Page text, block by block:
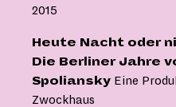
2015
Heute Nacht oder
Die Berliner Jahre
Spoliansky Eine
Zwockhaus